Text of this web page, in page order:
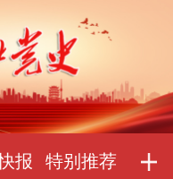
报 特别推荐